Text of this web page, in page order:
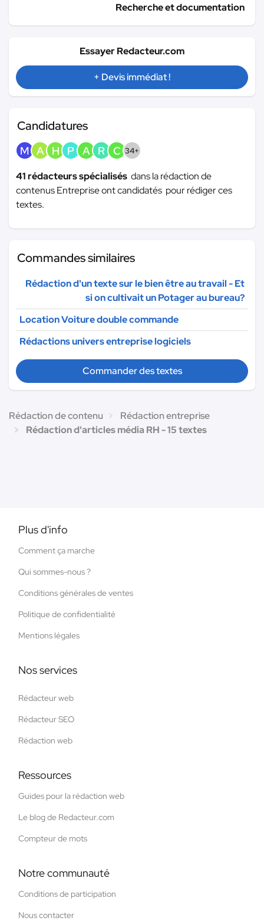
Recherche et documentation
Essayer Redacteur.com
+ Devis immédiat !
Candidatures
M A H P A R C 34+
41 rédacteurs spécialisés dans la rédaction de
contenus Entreprise ont candidatés pour rédiger ces
textes.
Commandes similaires
Rédaction d'un texte sur le bien être au travail - Et
si on cultivait un Potager au bureau?
Location Voiture double commande
Rédactions univers entreprise logiciels
Commander des textes
Rédaction de contenu
Rédaction entreprise
Rédaction d'articles média RH - 15 textes
Plus d'info
Comment ça marche
Qui sommes-nous ?
Conditions générales de ventes
Politique de confidentialité
Mentions légales
Nos services
Rédacteur web
Rédacteur SEO
Rédaction web
Ressources
Guides pour la rédaction web
Le blog de Redacteur.com
Compteur de mots
Notre communauté
Conditions de participation
Nous contacter